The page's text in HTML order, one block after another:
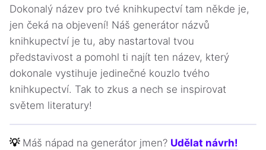
Dokonalý název pro tvé knihkupectví tam někde je,
jen čeká na objevení! Náš generátor názvů
knihkupectví je tu, aby nastartoval tvou
představivost a pomohl ti najít ten název, který
dokonale vystihuje jedinečné kouzlo tvého
knihkupectví. Tak to zkus a nech se inspirovat
světem literatury!
💡 Máš nápad na generátor jmen? Udělat návrh!